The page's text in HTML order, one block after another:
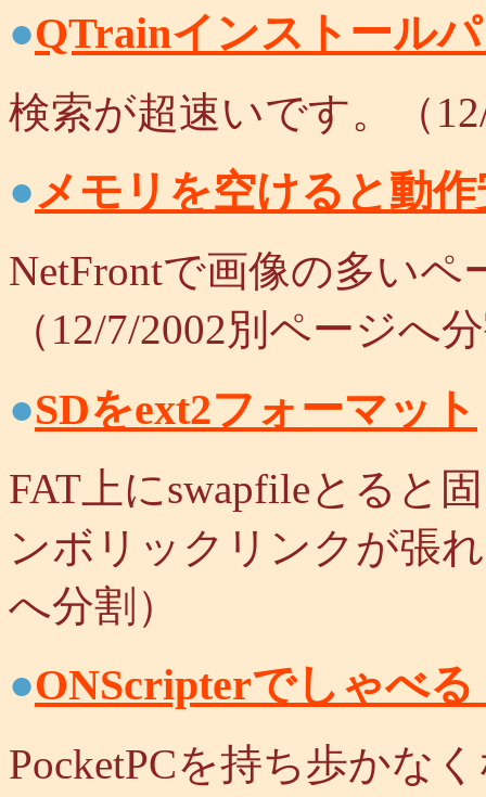
●QTrainインストール
検索が超速いです。（
●メモリを空けると動
NetFrontで画像の多い
（12/7/2002別ページへ
●SDをext2フォーマット
FAT上にswapfileとると
ンボリックリンクが張
へ分割）
●ONScripterでしゃべ
PocketPCを持ち歩かな